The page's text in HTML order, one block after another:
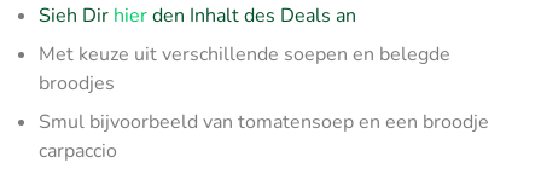
Sieh Dir hierden Inhalt des Deals an
Met keuze uit verschillende soepen en belegde
broodjes
Smul bijvoorbeeld van tomatensoep en een broodje
carpaccio